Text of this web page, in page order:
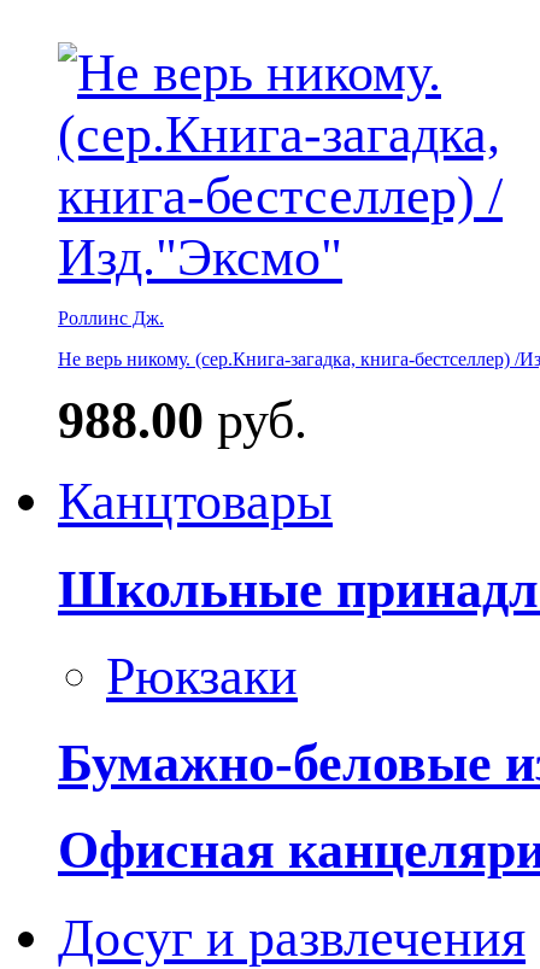
Роллинс Дж.
Не верь никому. (сер.Книга-загадка, книга-бестселлер) /
988.00 руб.
Канцтовары
Школьные
Рюкзаки
Бумажно-беловые
Офисная
Досуг и развлечения